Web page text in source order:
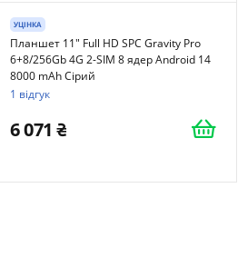
УЦІНКА
Планшет 11" Full HD SPC Gravity Pro
6+8/256Gb 4G 2-SIM 8 ядер Android 14
8000 mAh Сірий
1 відгук
6 071